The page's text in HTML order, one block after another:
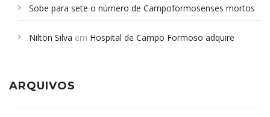
Sobe para sete o número de Campoformosenses mortos
Campoformosenses que morreram em desabamentos são
Nilton Silva em Hospital de Campo Formoso adquire
ARQUIVOS